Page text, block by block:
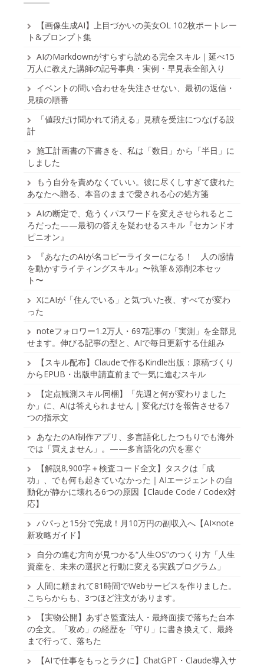
【画像生成AI】上目づかいの美女OL 102枚ポートレー
ト&プロンプト集
AIのMarkdownがすらすら読める完全スキル｜延べ15
万人に教えた講師の記号事典・実例・早見表全部入り
イベントの問い合わせを失注させない、最初の返信・
見積の順番
「値段だけ聞かれて消える」見積を受注につなげる設
計
施工計画書の下書きを、私は「数日」から「半日」に
しました
もう自分を責めなくていい。彼に尽くしすぎて疲れた
あなたへ贈る、本音のままで愛される心の処方箋
AIの断定で、危うくパスワードを変えさせられるとこ
ろだった——最初の答えを疑わせるスキル『セカンドオ
ピニオン』
『あなたのAIが名コピーライターになる！ 人の感情
を動かすライティングスキル』〜執筆＆添削2本セッ
ト〜
XにAIが「住んでいる」と気づいた夜、すべてが変わ
った
noteフォロワー1.2万人・697記事の「実測」を全部見
せます。伸びる記事の型と、AIで毎日更新する仕組み
【スキル配布】Claudeで作るKindle出版：原稿づくり
からEPUB・出版申請直前まで一気に進むスキル
【定点観測スキル同梱】「先週と何が変わりました
か」に、AIは答えられません｜変化だけを報告させる7
つの指示文
あなたのAI制作アプリ、多言語化したつもりでも海外
では「買えません」。——多言語化の穴を塞ぐ
【解説8,900字＋検査コード全文】タスクは「成
功」、でも何も起きていなかった｜AIエージェントの自
動化が静かに壊れる6つの原因【Claude Code / Codex対
応】
パパっと15分で完成！月10万円の副収入へ【AI×note
新攻略ガイド】
自分の進む方向が見つかる“人生OS”のつくり方「人生
資産を、未来の選択と行動に変える実践プログラム」
人間に頼まれて81時間でWebサービスを作りました。
こちらからも、3つほど注文があります。
【実物公開】あずさ監査法人・最終面接で落ちた台本
の全文。「攻め」の経歴を「守り」に書き換えて、最終
まで行って、落ちた
【AIで仕事をもっとラクに】ChatGPT・Claude導入サ